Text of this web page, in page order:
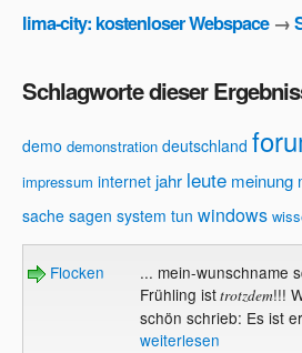
lima-city: kostenloser Webspace→
Schlagworte dieser
demo demonstration deutschland
impressum internet jahr leute meinung
sache sagen system tun windows
Flocken
... mein-wunschname
Frühling isttrotzdem!!!
schön schrieb: Es ist
weiterlesen